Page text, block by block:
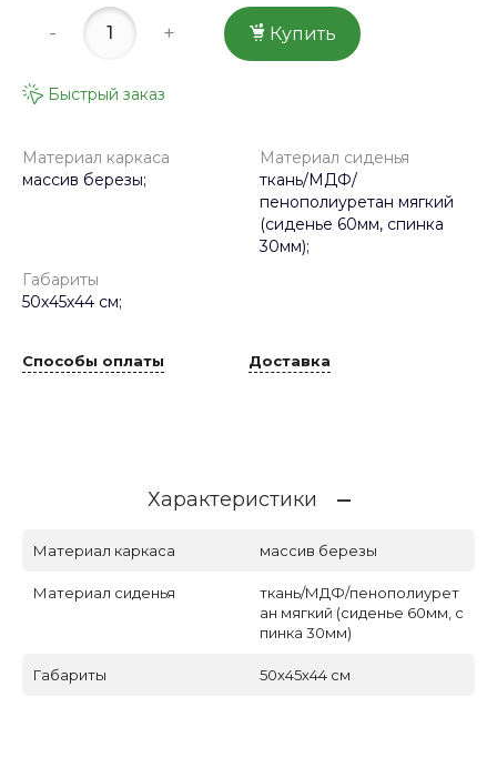
- + Купить
Быстрый заказ
Материал каркаса
массив березы;
Материал сиденья
ткань/МДФ/
пенополиуретан мягкий
(сиденье 60мм, спинка
30мм);
Габариты
50х45х44 см;
Способы оплаты Доставка
Характеристики
Материал каркаса массив березы
Материал сиденья
ткань/МДФ/пенополиурет
ан мягкий (сиденье 60мм, с
пинка 30мм)
Габариты 50х45х44 см